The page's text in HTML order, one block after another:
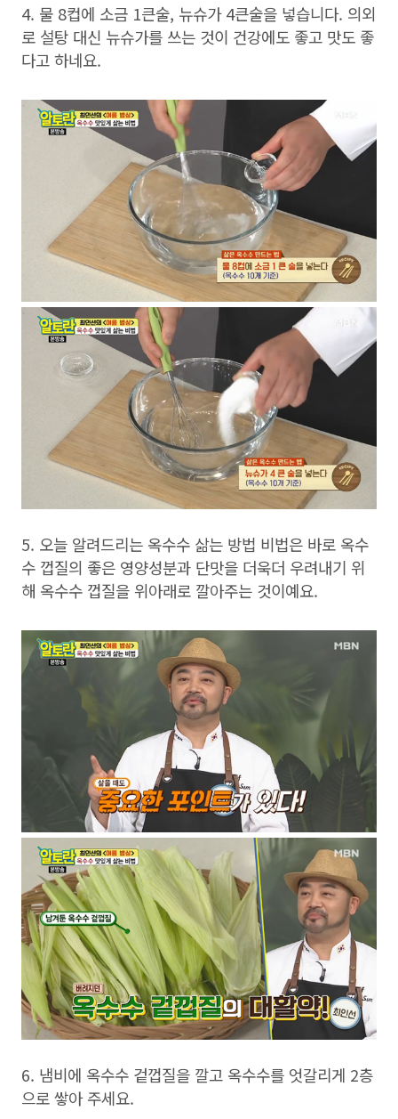
4. 물 8컵에 소금 1큰술, 뉴슈가 4큰술을 넣습니다. 의외
로 설탕 대신 뉴슈가를 쓰는 것이 건강에도 좋고 맛도 좋
다고 하네요.
5. 오늘 알려드리는 옥수수 삶는 방법 비법은 바로 옥수
수 껍질의 좋은 영양성분과 단맛을 더욱더 우려내기 위
해 옥수수 껍질을 위아래로 깔아주는 것이예요.
6. 냄비에 옥수수 겉껍질을 깔고 옥수수를 엇갈리게 2층
으로 쌓아 주세요.